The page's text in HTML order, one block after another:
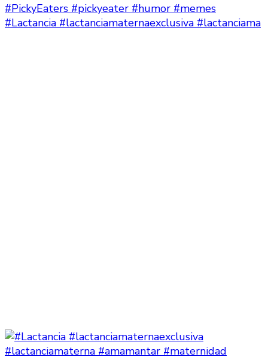
#Lactancia #lactanciamaternaexclusiva #lactanciama